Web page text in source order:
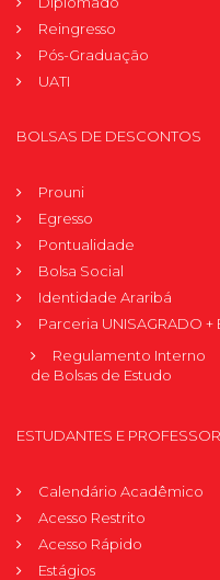
Reingresso
Pós-Graduação
UATI
BOLSAS DE DESCONTOS
Prouni
Egresso
Pontualidade
Bolsa Social
Identidade Araribá
Parceria UNISAGRADO +
Regulamento Interno
de Bolsas de Estudo
ESTUDANTES E
Calendário Acadêmico
Acesso Restrito
Acesso Rápido
Estágios